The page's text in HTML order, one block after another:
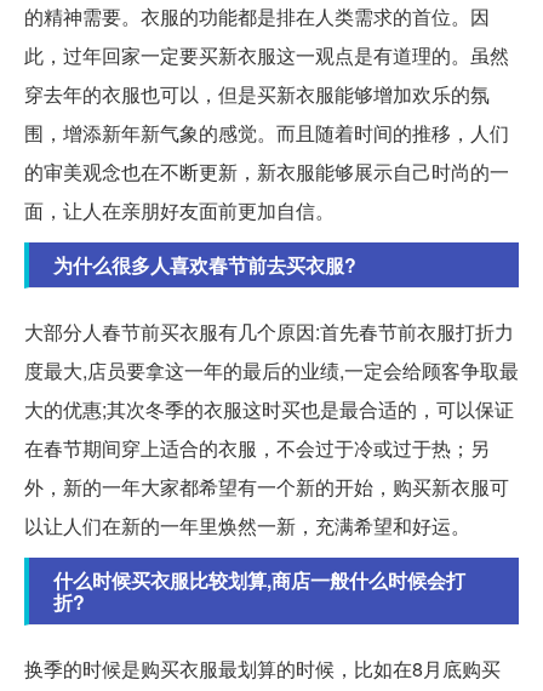
的精神需要。衣服的功能都是排在人类需求的首位。因
此，过年回家一定要买新衣服这一观点是有道理的。虽然
穿去年的衣服也可以，但是买新衣服能够增加欢乐的氛
围，增添新年新气象的感觉。而且随着时间的推移，人们
的审美观念也在不断更新，新衣服能够展示自己时尚的一
面，让人在亲朋好友面前更加自信。
为什么很多人喜欢春节前去买衣服?
大部分人春节前买衣服有几个原因:首先春节前衣服打折力
度最大,店员要拿这一年的最后的业绩,一定会给顾客争取最
大的优惠;其次冬季的衣服这时买也是最合适的，可以保证
在春节期间穿上适合的衣服，不会过于冷或过于热；另
外，新的一年大家都希望有一个新的开始，购买新衣服可
以让人们在新的一年里焕然一新，充满希望和好运。
什么时候买衣服比较划算,商店一般什么时候会打
折?
换季的时候是购买衣服最划算的时候，比如在8月底购买